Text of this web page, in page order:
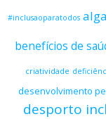
#inclusaoparatodos
benefícios de
criatividade
desenvolvimento
desporto